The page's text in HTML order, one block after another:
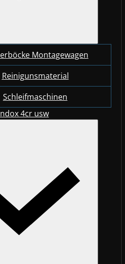
Montagewagen
Reinigunsmaterial
Schleifmaschinen
4cr usw